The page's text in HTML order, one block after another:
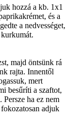
hozzá a kb. 1x1
és a
a nedvességet,
majd öntsünk rá
rajta. Innentől
mert
besűríti a szaftot,
ha ez nem
adjuk